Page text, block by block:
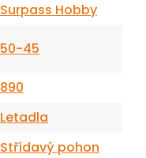
Surpass Hobby
50-45
890
Letadla
Střídavý pohon